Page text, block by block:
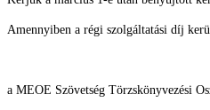
Amennyiben a régi szolgáltatási díj
a MEOE Szövetség Törzskönyvezési